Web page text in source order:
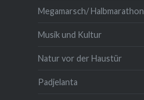
Megamarsch/ Halbmarathon
Musik und Kultur
Natur vor der Haustür
Padjelanta